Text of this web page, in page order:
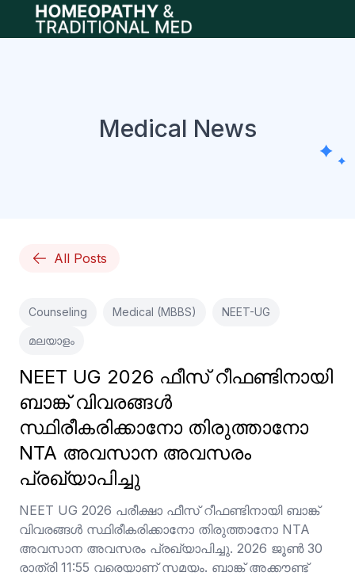
Open main menu
Medical News
All Posts
Counseling Medical (MBBS) NEET-UG
മലയാളം
NEET UG 2026 ഫീസ് റീഫണ്ടിനായി
ബാങ്ക് വിവരങ്ങൾ
സ്ഥിരീകരിക്കാനോ തിരുത്താനോ
NTA അവസാന അവസരം
പ്രഖ്യാപിച്ചു
NEET UG 2026 പരീക്ഷാ ഫീസ് റീഫണ്ടിനായി ബാങ്ക്
വിവരങ്ങൾ സ്ഥിരീകരിക്കാനോ തിരുത്താനോ NTA
അവസാന അവസരം പ്രഖ്യാപിച്ചു. 2026 ജൂൺ 30
രാത്രി 11:55 വരെയാണ് സമയം. ബാങ്ക് അക്കൗണ്ട്